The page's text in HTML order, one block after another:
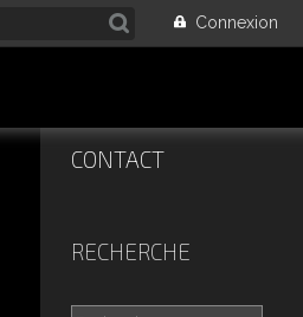
Connexion
CONTACT
RECHERCHE